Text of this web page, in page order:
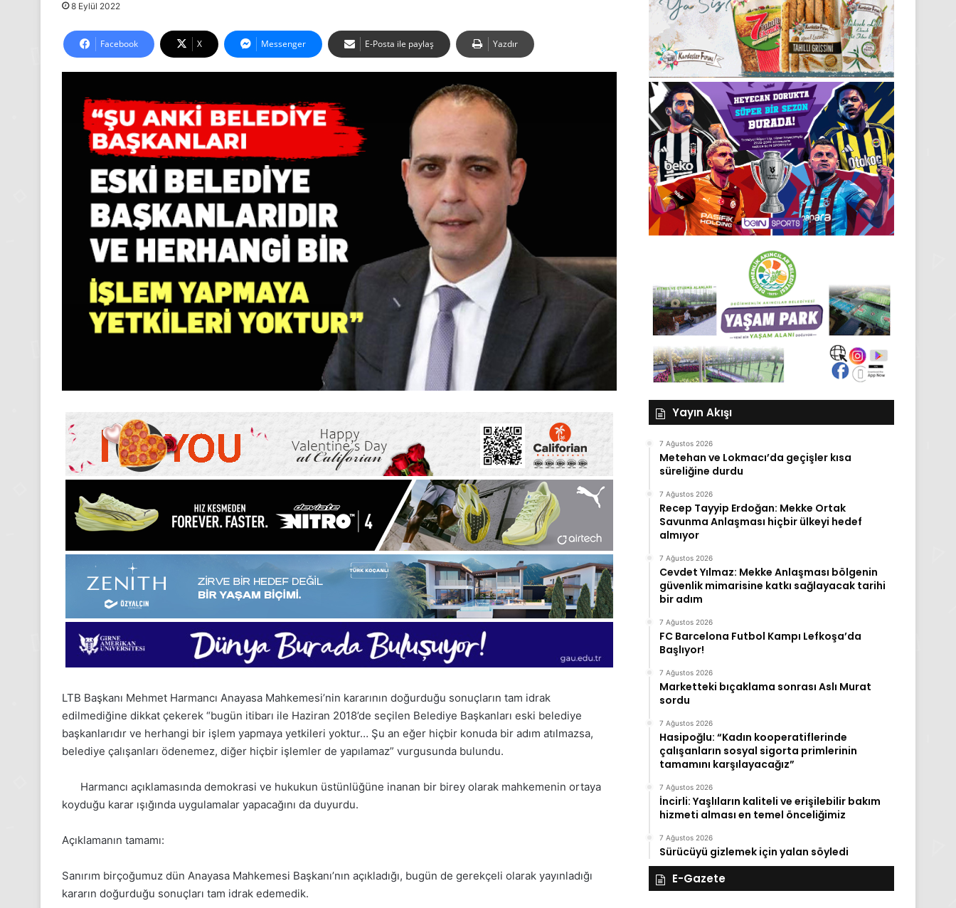
8 Eylül 2022
Facebook X Messenger E-Posta ile paylaş Yazdır
LTB Başkanı Mehmet Harmancı Anayasa Mahkemesi’nin kararının doğurduğu sonuçların tam idrak
edilmediğine dikkat çekerek “bugün itibarı ile Haziran 2018’de seçilen Belediye Başkanları eski belediye
başkanlarıdır ve herhangi bir işlem yapmaya yetkileri yoktur… Şu an eğer hiçbir konuda bir adım atılmazsa,
belediye çalışanları ödenemez, diğer hiçbir işlemler de yapılamaz” vurgusunda bulundu.
Harmancı açıklamasında demokrasi ve hukukun üstünlüğüne inanan bir birey olarak mahkemenin ortaya
koyduğu karar ışığında uygulamalar yapacağını da duyurdu.
Açıklamanın tamamı:
Sanırım birçoğumuz dün Anayasa Mahkemesi Başkanı’nın açıkladığı, bugün de gerekçeli olarak yayınladığı
kararın doğurduğu sonuçları tam idrak edemedik.
Yayın Akışı
7 Ağustos 2026
Metehan ve Lokmacı’da geçişler kısa
süreliğine durdu
7 Ağustos 2026
Recep Tayyip Erdoğan: Mekke Ortak
Savunma Anlaşması hiçbir ülkeyi hedef
almıyor
7 Ağustos 2026
Cevdet Yılmaz: Mekke Anlaşması bölgenin
güvenlik mimarisine katkı sağlayacak tarihi
bir adım
7 Ağustos 2026
FC Barcelona Futbol Kampı Lefkoşa’da
Başlıyor!
7 Ağustos 2026
Marketteki bıçaklama sonrası Aslı Murat
sordu
7 Ağustos 2026
Hasipoğlu: “Kadın kooperatiflerinde
çalışanların sosyal sigorta primlerinin
tamamını karşılayacağız”
7 Ağustos 2026
İncirli: Yaşlıların kaliteli ve erişilebilir bakım
hizmeti alması en temel önceliğimiz
7 Ağustos 2026
Sürücüyü gizlemek için yalan söyledi
E-Gazete